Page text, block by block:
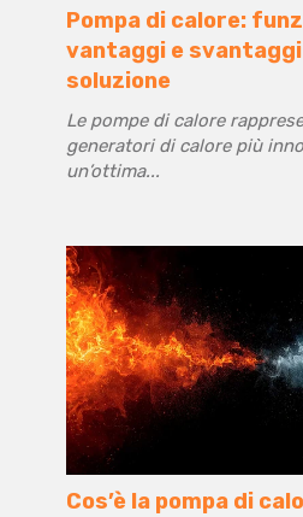
Pompa di calore:
vantaggi e
soluzione
Le pompe di calore
generatori di calore più
un’ottima...
Cos’è la pompa di